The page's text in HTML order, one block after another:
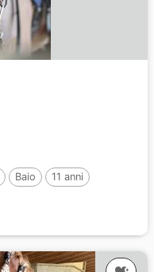
Baio
11 anni